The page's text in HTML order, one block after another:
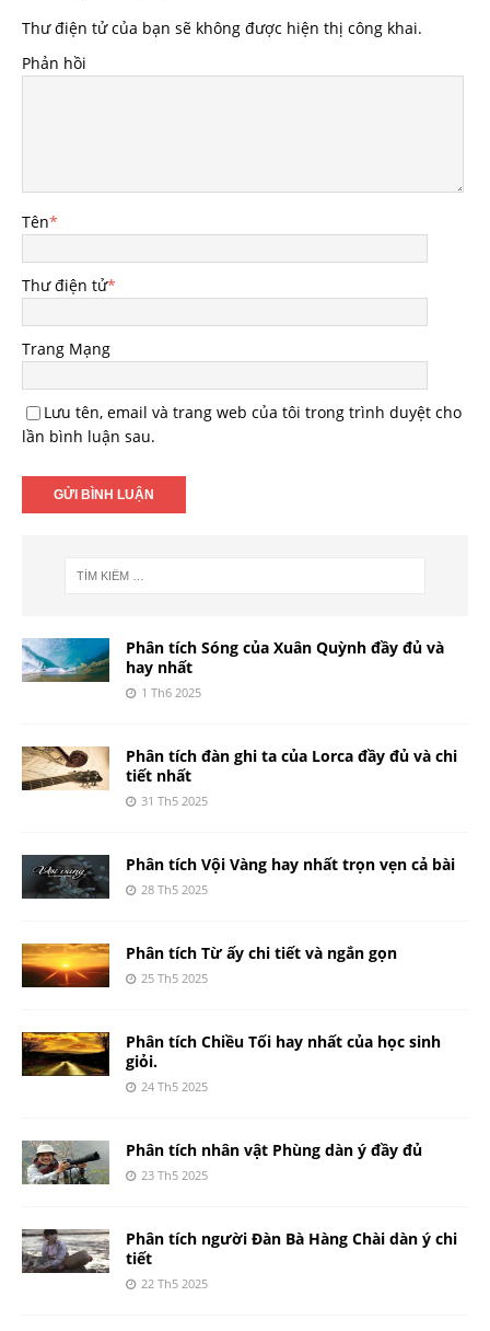
Thư điện tử của bạn sẽ không được hiện thị công khai.
Phản hồi
Tên*
Thư điện tử*
Trang Mạng
Lưu tên, email và trang web của tôi trong trình duyệt cho
lần bình luận sau.
Phân tích Sóng của Xuân Quỳnh đầy đủ và
hay nhất
1 Th6 2025
Phân tích đàn ghi ta của Lorca đầy đủ và chi
tiết nhất
31 Th5 2025
Phân tích Vội Vàng hay nhất trọn vẹn cả bài
28 Th5 2025
Phân tích Từ ấy chi tiết và ngắn gọn
25 Th5 2025
Phân tích Chiều Tối hay nhất của học sinh
giỏi.
24 Th5 2025
Phân tích nhân vật Phùng dàn ý đầy đủ
23 Th5 2025
Phân tích người Đàn Bà Hàng Chài dàn ý chi
tiết
22 Th5 2025